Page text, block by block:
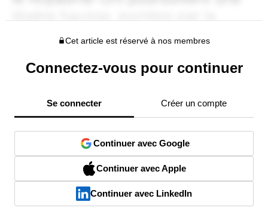
Cet article est réservé à nos membres
Connectez-vous pour continuer
Se connecter Créer un compte
Continuer avec Google
Continuer avec Apple
Continuer avec LinkedIn